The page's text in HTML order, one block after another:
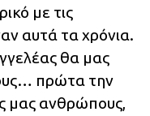
με τις
αυτά τα χρόνια.
θα μας
πρώτα την
μας ανθρώπους,